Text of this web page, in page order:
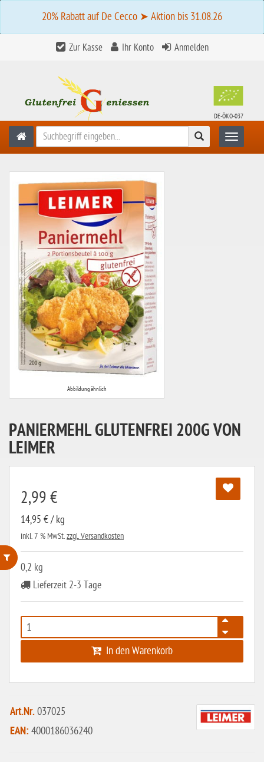
ohne Weizenstärke
laktosefrei
ohne Hefe
Bio
vegan
20% Rabatt auf De Cecco ➤ Aktion bis 31.08.26
Zur Kasse Ihr Konto Anmelden
DE-ÖKO-037
Suchen Toggle
Abbildung ähnlich
PANIERMEHL GLUTENFREI 200G VON
LEIMER
2,99 €
14,95 € / kg
inkl. 7 % MwSt.zzgl. Versandkosten
0,2 kg
Lieferzeit 2-3 Tage
In den Warenkorb
Art.Nr.037025
EAN: 4000186036240